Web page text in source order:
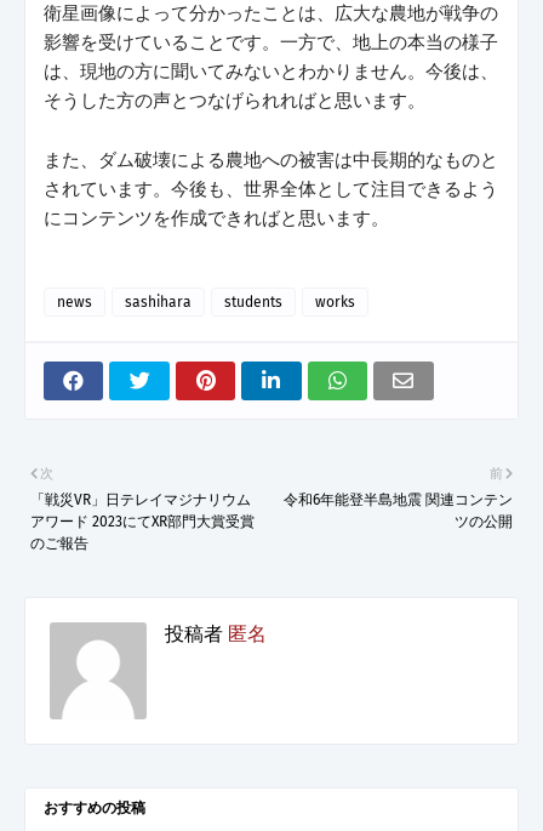
衛星画像によって分かったことは、広大な農地が戦争の
影響を受けていることです。一方で、地上の本当の様子
は、現地の方に聞いてみないとわかりません。今後は、
そうした方の声とつなげられればと思います。
また、ダム破壊による農地への被害は中長期的なものと
されています。今後も、世界全体として注目できるよう
にコンテンツを作成できればと思います。
news sashihara students works
前
令和6年能登半島地震 関連コンテン
ツの公開
次
「戦災VR」日テレイマジナリウム
アワード 2023にてXR部門大賞受賞
のご報告
投稿者 匿名
おすすめの投稿